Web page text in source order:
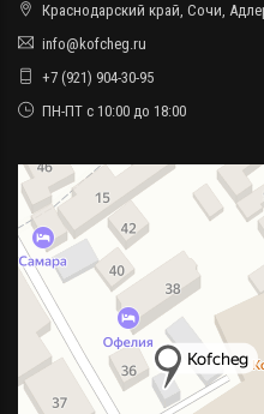
Краснодарский край, Сочи,
info@kofcheg.ru
+7 (921) 904-30-95
ПН-ПТ с 10:00 до 18:00